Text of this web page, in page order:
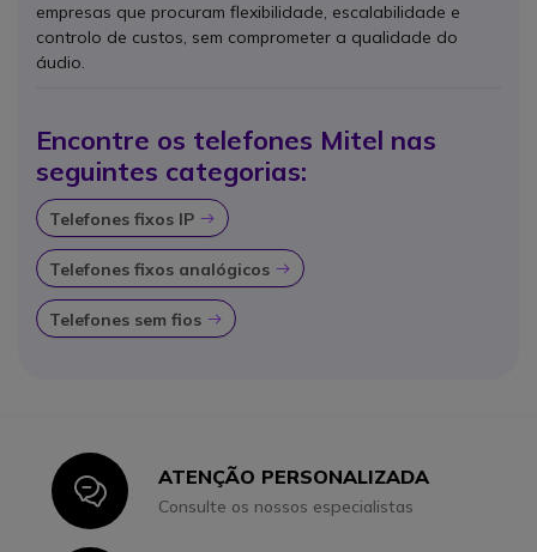
empresas que procuram flexibilidade, escalabilidade e
controlo de custos, sem comprometer a qualidade do
áudio.
Encontre os telefones Mitel nas
seguintes categorias:
Telefones fixos IP Icon
Telefones fixos analógicos Icon
Telefones sem fios Icon
IconATENÇÃO PERSONALIZADA
Consulte os nossos especialistas